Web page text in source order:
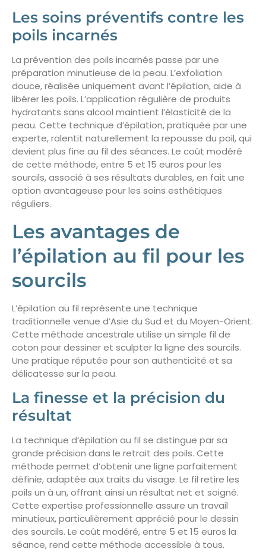
Les soins préventifs contre les
poils incarnés
La prévention des poils incarnés passe par une
préparation minutieuse de la peau. L’exfoliation
douce, réalisée uniquement avant l’épilation, aide à
libérer les poils. L’application régulière de produits
hydratants sans alcool maintient l’élasticité de la
peau. Cette technique d’épilation, pratiquée par une
experte, ralentit naturellement la repousse du poil, qui
devient plus fine au fil des séances. Le coût modéré
de cette méthode, entre 5 et 15 euros pour les
sourcils, associé à ses résultats durables, en fait une
option avantageuse pour les soins esthétiques
réguliers.
Les avantages de
l’épilation au fil pour les
sourcils
L’épilation au fil représente une technique
traditionnelle venue d’Asie du Sud et du Moyen-Orient.
Cette méthode ancestrale utilise un simple fil de
coton pour dessiner et sculpter la ligne des sourcils.
Une pratique réputée pour son authenticité et sa
délicatesse sur la peau.
La finesse et la précision du
résultat
La technique d’épilation au fil se distingue par sa
grande précision dans le retrait des poils. Cette
méthode permet d’obtenir une ligne parfaitement
définie, adaptée aux traits du visage. Le fil retire les
poils un à un, offrant ainsi un résultat net et soigné.
Cette expertise professionnelle assure un travail
minutieux, particulièrement apprécié pour le dessin
des sourcils. Le coût modéré, entre 5 et 15 euros la
séance, rend cette méthode accessible à tous.